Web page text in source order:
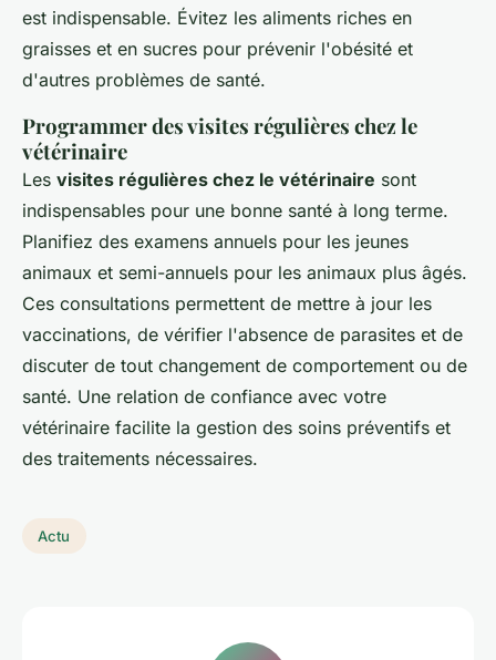
est indispensable. Évitez les aliments riches en
graisses et en sucres pour prévenir l'obésité et
d'autres problèmes de santé.
Programmer des visites régulières chez le
vétérinaire
Les visites régulières chez le vétérinaire sont
indispensables pour une bonne santé à long terme.
Planifiez des examens annuels pour les jeunes
animaux et semi-annuels pour les animaux plus âgés.
Ces consultations permettent de mettre à jour les
vaccinations, de vérifier l'absence de parasites et de
discuter de tout changement de comportement ou de
santé. Une relation de confiance avec votre
vétérinaire facilite la gestion des soins préventifs et
des traitements nécessaires.
Actu